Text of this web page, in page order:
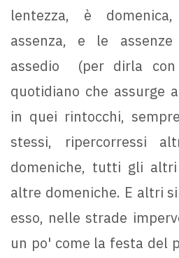
lentezza, è
assenza, e le
assedio (per dirla con
quotidiano che assurge
in quei rintocchi,
stessi, ripercorressi
domeniche, tutti gli
altre domeniche. E altri
esso, nelle strade
un po' come la festa del